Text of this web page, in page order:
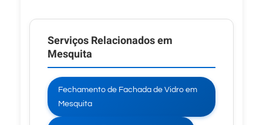
Serviços Relacionados em
Mesquita
Fechamento de Fachada de Vidro em
Mesquita